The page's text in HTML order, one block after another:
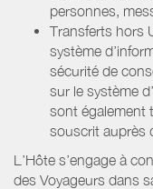
personnes,
Transferts hors
système
sécurité de
sur le système
sont également
souscrit auprès
L’Hôte s’engage à
des Voyageurs dans